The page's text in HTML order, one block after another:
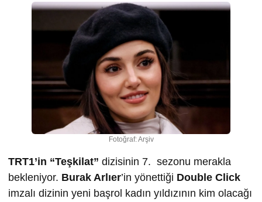
Fotoğraf: Arşiv
TRT1’in “Teşkilat” dizisinin 7. sezonu merakla
bekleniyor. Burak Arlıer’in yönettiği Double Click
imzalı dizinin yeni başrol kadın yıldızının kim olacağı